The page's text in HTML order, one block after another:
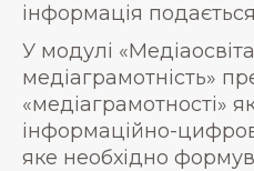
інформація
У модулі
медіаграмотність»
«медіаграмотності»
інформаційно-
яке необхідно